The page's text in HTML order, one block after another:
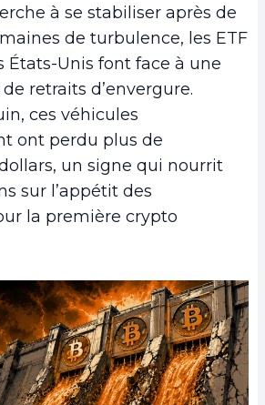
à se stabiliser après de
de turbulence, les ETF
États-Unis font face à une
retraits d’envergure.
ces véhicules
ont perdu plus de
un signe qui nourrit
sur l’appétit des
la première crypto